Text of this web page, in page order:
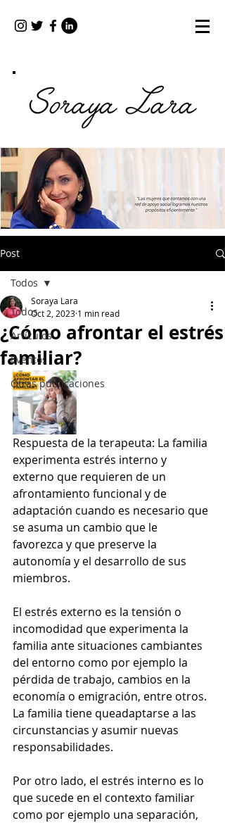
Post
Todos
Artículos
Eventos
Otras publicaciones
Todos
¿Cómo afrontar el estrés
familiar?
Soraya Lara
Oct 2, 2023 1 min read
Respuesta de la terapeuta: La familia
experimenta estrés interno y
externo que requieren de un
afrontamiento funcional y de
adaptación cuando es necesario que
se asuma un cambio que le
favorezca y que preserve la
autonomía y el desarrollo de sus
miembros.
El estrés externo es la tensión o
incomodidad que experimenta la
familia ante situaciones cambiantes
del entorno como por ejemplo la
pérdida de trabajo, cambios en la
economía o emigración, entre otros.
La familia tiene queadaptarse a las
circunstancias y asumir nuevas
responsabilidades.
Por otro lado, el estrés interno es lo
que sucede en el contexto familiar
como por ejemplo una separación,